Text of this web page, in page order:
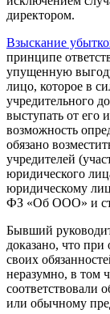
директором.
Взыскание
принципе
упущенную
лицо, которое в
учредительного
выступать от
возможность
обязано
учредителей
юридического
юридическому
ФЗ «Об ООО» и
Бывший
доказано, что
своих
неразумно, в том
соответствовали
или обычному